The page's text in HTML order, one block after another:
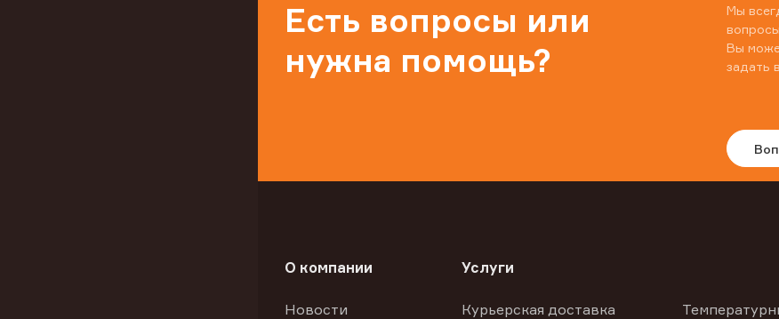
Есть вопросы или
нужна помощь?
Мы
вопросы.
Вы
задать
О компании
Новости
Услуги
Курьерская доставка